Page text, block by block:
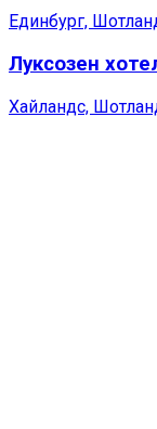
Единбург,
Луксозен
Хайландс,